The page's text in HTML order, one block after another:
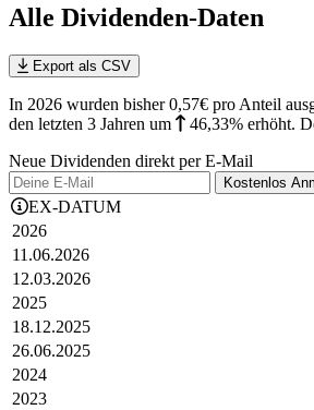
Alle Dividenden-Daten
Export als CSV
In 2026 wurden bisher 0,57€ pro Anteil
den letzten 3 Jahren um 46,33% erhöht.
Neue Dividenden direkt per E-Mail
Kostenlos
EX-DATUM
2026
11.06.2026
12.03.2026
2025
18.12.2025
26.06.2025
2024
2023